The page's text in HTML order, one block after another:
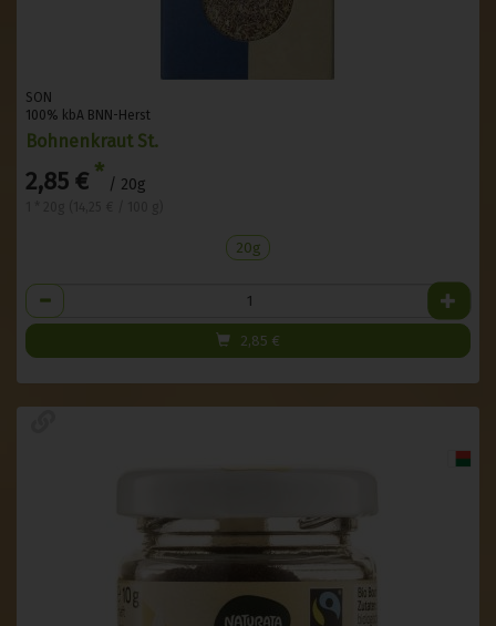
SON
100% kbA BNN-Herst
Bohnenkraut St.
2,85 € * / 20g
20g
Anzahl
2,85 €